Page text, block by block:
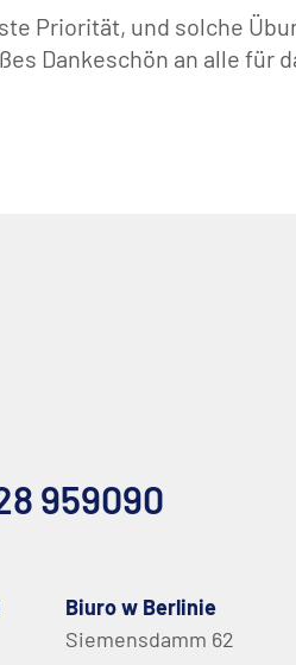
Priorität, und solche
Dankeschön an alle für
959090
Biuro w Berlinie
Siemensdamm 62